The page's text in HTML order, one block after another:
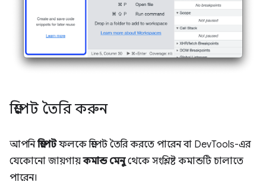
স্নিপেট তৈরি করুন
আপনিস্নিপেটফলকে স্নিপেট তৈরি করতে পারেন বা DevTools-এর
যেকোনো জায়গায়কমান্ড মেনুথেকে সংশ্লিষ্ট কমান্ডটি চালাতে
পারেন।